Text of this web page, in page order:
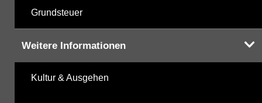
Grundsteuer
Weitere Informationen
Kultur & Ausgehen